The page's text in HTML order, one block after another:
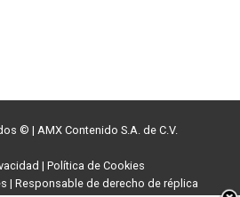
© | AMX Contenido S.A. de C.V.
| Política de Cookies
| Responsable de derecho de réplica